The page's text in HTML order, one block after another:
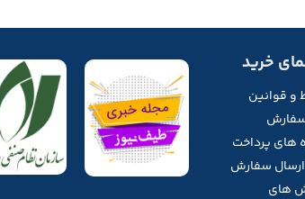
خرید
و قوانین
های پرداخت
ارسال سفارش
های